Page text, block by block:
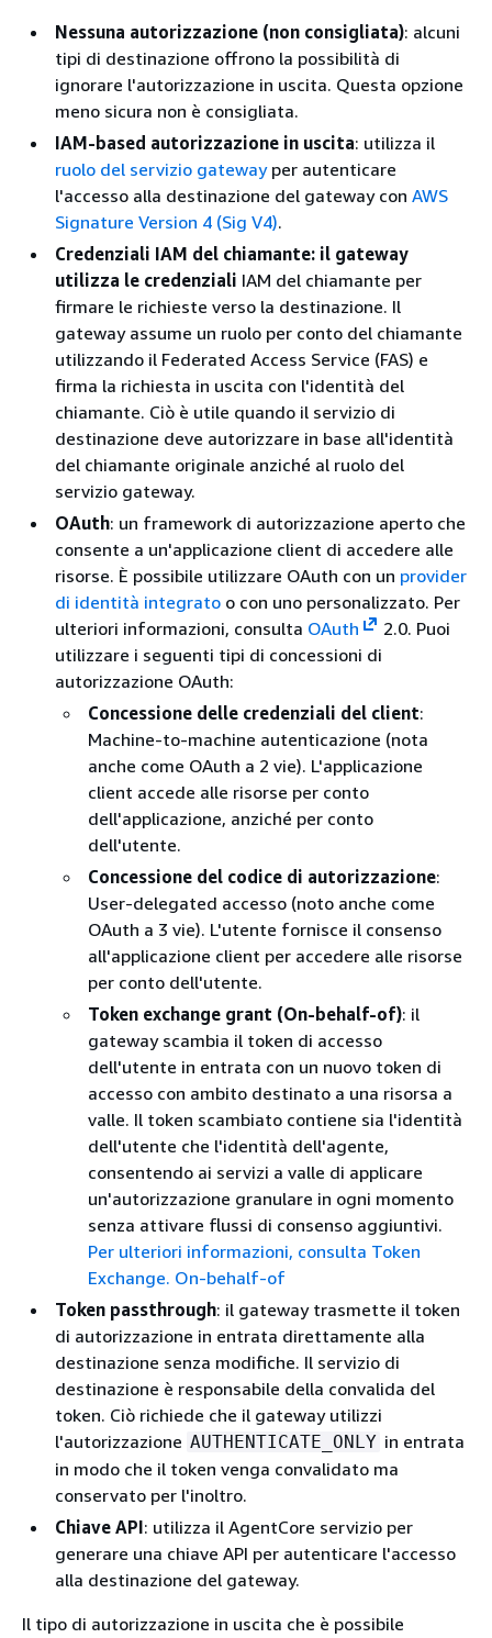
Nessuna autorizzazione (non consigliata): alcuni
tipi di destinazione offrono la possibilità di
ignorare l'autorizzazione in uscita. Questa opzione
meno sicura non è consigliata.
IAM-based autorizzazione in uscita: utilizza il
ruolo del servizio gatewayper autenticare
l'accesso alla destinazione del gateway con AWS
Signature Version 4 (Sig V4).
Credenziali IAM del chiamante: il gateway
utilizza le credenziali IAM del chiamante per
firmare le richieste verso la destinazione. Il
gateway assume un ruolo per conto del chiamante
utilizzando il Federated Access Service (FAS) e
firma la richiesta in uscita con l'identità del
chiamante. Ciò è utile quando il servizio di
destinazione deve autorizzare in base all'identità
del chiamante originale anziché al ruolo del
servizio gateway.
OAuth: un framework di autorizzazione aperto che
consente a un'applicazione client di accedere alle
risorse. È possibile utilizzare OAuth con un provider
di identità integrato o con uno personalizzato. Per
ulteriori informazioni, consulta OAuth
2.0. Puoi
utilizzare i seguenti tipi di concessioni di
autorizzazione OAuth:
Concessione delle credenziali del client:
Machine-to-machine autenticazione (nota
anche come OAuth a 2 vie). L'applicazione
client accede alle risorse per conto
dell'applicazione, anziché per conto
dell'utente.
Concessione del codice di autorizzazione:
User-delegated accesso (noto anche come
OAuth a 3 vie). L'utente fornisce il consenso
all'applicazione client per accedere alle risorse
per conto dell'utente.
Token exchange grant (On-behalf-of): il
gateway scambia il token di accesso
dell'utente in entrata con un nuovo token di
accesso con ambito destinato a una risorsa a
valle. Il token scambiato contiene sia l'identità
dell'utente che l'identità dell'agente,
consentendo ai servizi a valle di applicare
un'autorizzazione granulare in ogni momento
senza attivare flussi di consenso aggiuntivi.
Per ulteriori informazioni, consulta Token
Exchange. On-behalf-of
Token passthrough: il gateway trasmette il token
di autorizzazione in entrata direttamente alla
destinazione senza modifiche. Il servizio di
destinazione è responsabile della convalida del
token. Ciò richiede che il gateway utilizzi
l'autorizzazione AUTHENTICATE_ONLY in entrata
in modo che il token venga convalidato ma
conservato per l'inoltro.
Chiave API: utilizza il AgentCore servizio per
generare una chiave API per autenticare l'accesso
alla destinazione del gateway.
Il tipo di autorizzazione in uscita che è possibile